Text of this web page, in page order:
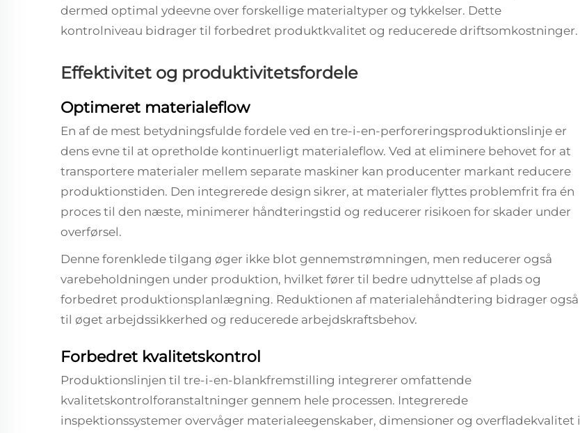
dermed optimal ydeevne over forskellige materialtyper og tykkelser. Dette
kontrolniveau bidrager til forbedret produktkvalitet og reducerede driftsomkostninger.
Effektivitet og produktivitetsfordele
Optimeret materialeflow
En af de mest betydningsfulde fordele ved en tre-i-en-perforeringsproduktionslinje er
dens evne til at opretholde kontinuerligt materialeflow. Ved at eliminere behovet for at
transportere materialer mellem separate maskiner kan producenter markant reducere
produktionstiden. Den integrerede design sikrer, at materialer flyttes problemfrit fra én
proces til den næste, minimerer håndteringstid og reducerer risikoen for skader under
overførsel.
Denne forenklede tilgang øger ikke blot gennemstrømningen, men reducerer også
varebeholdningen under produktion, hvilket fører til bedre udnyttelse af plads og
forbedret produktionsplanlægning. Reduktionen af materialehåndtering bidrager også
til øget arbejdssikkerhed og reducerede arbejdskraftsbehov.
Forbedret kvalitetskontrol
Produktionslinjen til tre-i-en-blankfremstilling integrerer omfattende
kvalitetskontrolforanstaltninger gennem hele processen. Integrerede
inspektionssystemer overvåger materialeegenskaber, dimensioner og overfladekvalitet i